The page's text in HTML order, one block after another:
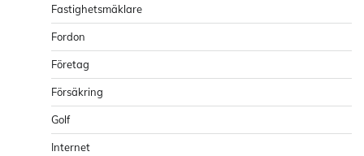
Fastighetsmäklare
Fordon
Företag
Försäkring
Golf
Internet